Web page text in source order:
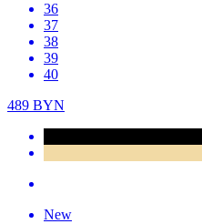
36
37
38
39
40
489 BYN
New